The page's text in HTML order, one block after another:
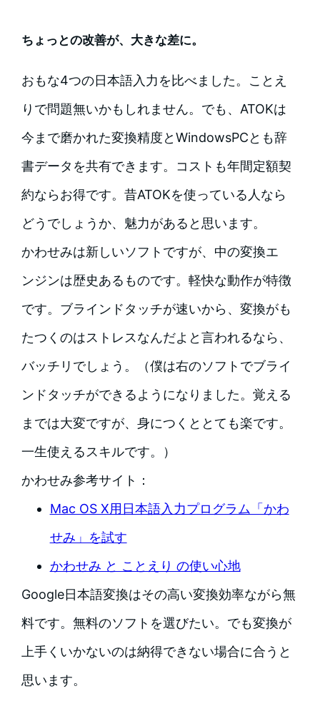
ちょっとの改善が、大きな差に。
おもな4つの日本語入力を比べました。ことえ
りで問題無いかもしれません。でも、ATOKは
今まで磨かれた変換精度とWindowsPCとも辞
書データを共有できます。コストも年間定額契
約ならお得です。昔ATOKを使っている人なら
どうでしょうか、魅力があると思います。
かわせみは新しいソフトですが、中の変換エ
ンジンは歴史あるものです。軽快な動作が特徴
です。ブラインドタッチが速いから、変換がも
たつくのはストレスなんだよと言われるなら、
バッチリでしょう。（僕は右のソフトでブライ
ンドタッチができるようになりました。覚える
までは大変ですが、身につくととても楽です。
一生使えるスキルです。）
かわせみ参考サイト：
Mac OS X用日本語入力プログラム「かわ
せみ」を試す
かわせみ と ことえり の使い心地
Google日本語変換はその高い変換効率ながら無
料です。無料のソフトを選びたい。でも変換が
上手くいかないのは納得できない場合に合うと
思います。